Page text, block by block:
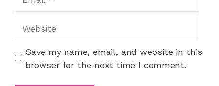
Save my name, email, and website in this
browser for the next time I comment.